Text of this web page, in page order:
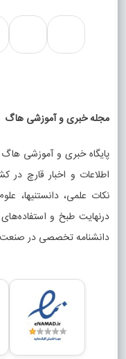
مجله خبری و آموزشی هاگ
پایگاه خبری و آموزشی هاگ
اطلاعات و اخبار قارچ در
نکات علمی، دانستنیها،
درنهایت طبخ و
دانشنامه تخصصی در